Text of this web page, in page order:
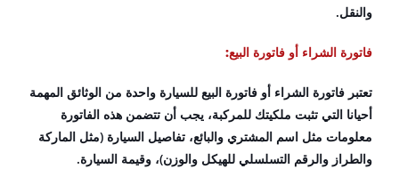
والنقل.
فاتورة الشراء أو فاتورة البيع:
تعتبر فاتورة الشراء أو فاتورة البيع للسيارة واحدة من الوثائق المهمة
أحيانا التي تثبت ملكيتك للمركبة، يجب أن تتضمن هذه الفاتورة
معلومات مثل اسم المشتري والبائع، تفاصيل السيارة (مثل الماركة
والطراز والرقم التسلسلي للهيكل والوزن)، وقيمة السيارة.